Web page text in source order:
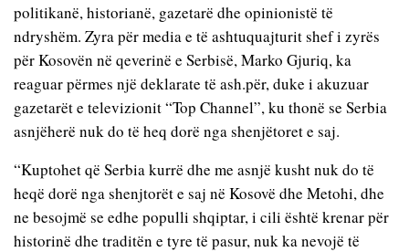
politikanë, historianë, gazetarë dhe opinionistë të
ndryshëm. Zyra për media e të ashtuquajturit shef i zyrës
për Kosovën në qeverinë e Serbisë, Marko Gjuriq, ka
reaguar përmes një deklarate të ash.për, duke i akuzuar
gazetarët e televizionit “Top Channel”, ku thonë se Serbia
asnjëherë nuk do të heq dorë nga shenjëtoret e saj.
“Kuptohet që Serbia kurrë dhe me asnjë kusht nuk do të
heqë dorë nga shenjtorët e saj në Kosovë dhe Metohi, dhe
ne besojmë se edhe populli shqiptar, i cili është krenar për
historinë dhe traditën e tyre të pasur, nuk ka nevojë të